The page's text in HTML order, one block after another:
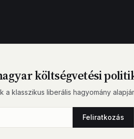
költségvetési
a klasszikus liberális hagyomány
Feliratkozás